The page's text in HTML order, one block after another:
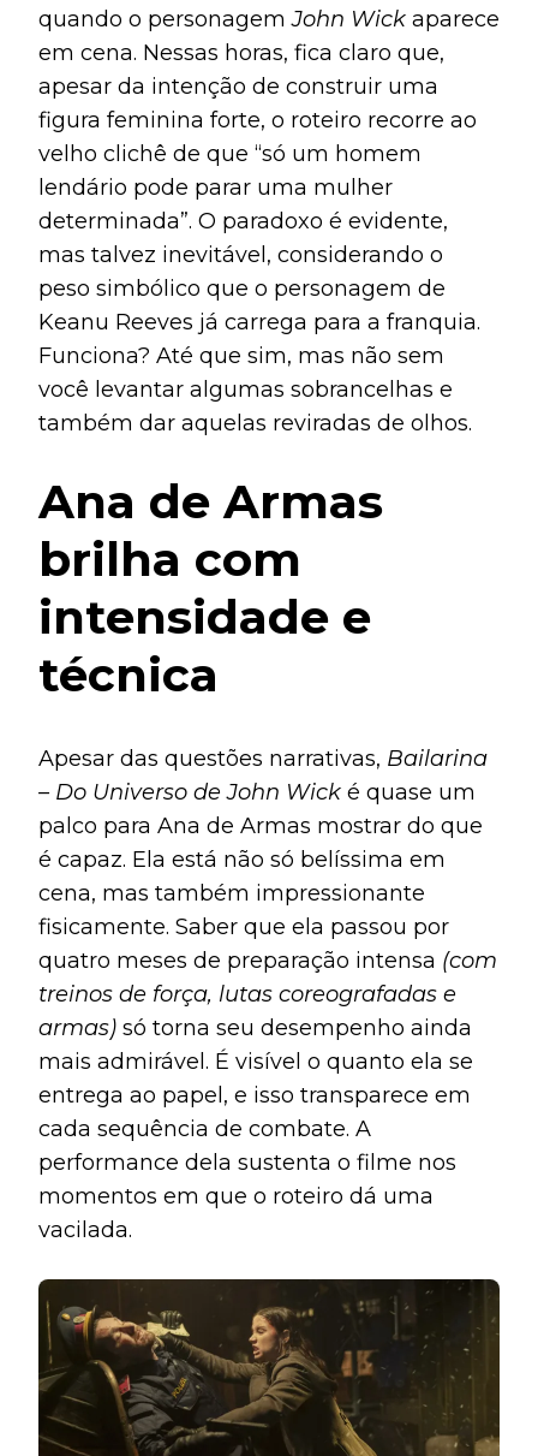
quando o personagemJohn Wick aparece
em cena. Nessas horas, fica claro que,
apesar da intenção de construir uma
figura feminina forte, o roteiro recorre ao
velho clichê de que “só um homem
lendário pode parar uma mulher
determinada”. O paradoxo é evidente,
mas talvez inevitável, considerando o
peso simbólico que o personagem de
Keanu Reeves já carrega para a franquia.
Funciona? Até que sim, mas não sem
você levantar algumas sobrancelhas e
também dar aquelas reviradas de olhos.
Ana de Armas
brilha com
intensidade e
técnica
Apesar das questões narrativas, Bailarina
– Do Universo de John Wick é quase um
palco para Ana de Armas mostrar do que
é capaz. Ela está não só belíssima em
cena, mas também impressionante
fisicamente. Saber que ela passou por
quatro meses de preparação intensa (com
treinos de força, lutas coreografadas e
armas) só torna seu desempenho ainda
mais admirável. É visível o quanto ela se
entrega ao papel, e isso transparece em
cada sequência de combate. A
performance dela sustenta o filme nos
momentos em que o roteiro dá uma
vacilada.